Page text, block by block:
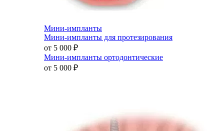
Мини-импланты
Мини-импланты для протезирования
от 5 000 ₽
Мини-импланты ортодонтические
от 5 000 ₽